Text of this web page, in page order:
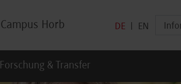
Campus Horb DE EN
Forschung & Transfer